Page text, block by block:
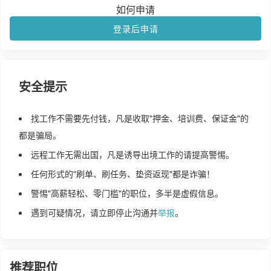
如何申请
登录后申请
安全提示
找工作不需要先付钱，凡是收取"押金、培训费、保证金"的
都是骗局。
远程工作无需出国，凡是诱导出境工作的请提高警惕。
任何形式的"刷单、刷任务、垫资返现"都是诈骗！
警惕"高薪轻松、零门槛"的职位，多半是虚假信息。
遇到可疑情况，请立即停止沟通并举报。
推荐职位